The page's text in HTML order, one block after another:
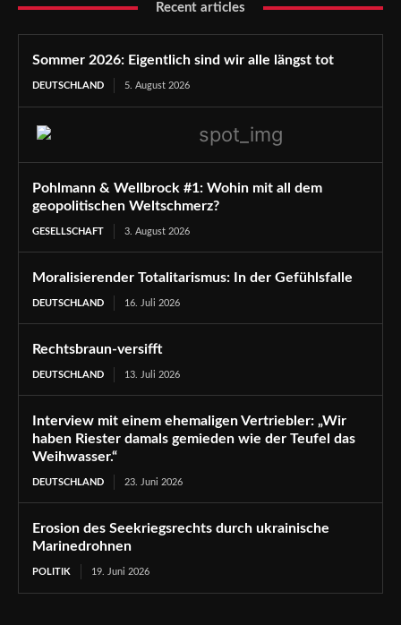
Recent articles
Sommer 2026: Eigentlich sind wir alle längst tot
DEUTSCHLAND 5. August 2026
Pohlmann & Wellbrock #1: Wohin mit all dem
geopolitischen Weltschmerz?
GESELLSCHAFT 3. August 2026
Moralisierender Totalitarismus: In der Gefühlsfalle
DEUTSCHLAND 16. Juli 2026
Rechtsbraun-versifft
DEUTSCHLAND 13. Juli 2026
Interview mit einem ehemaligen Vertriebler: „Wir
haben Riester damals gemieden wie der Teufel das
Weihwasser.“
DEUTSCHLAND 23. Juni 2026
Erosion des Seekriegsrechts durch ukrainische
Marinedrohnen
POLITIK 19. Juni 2026